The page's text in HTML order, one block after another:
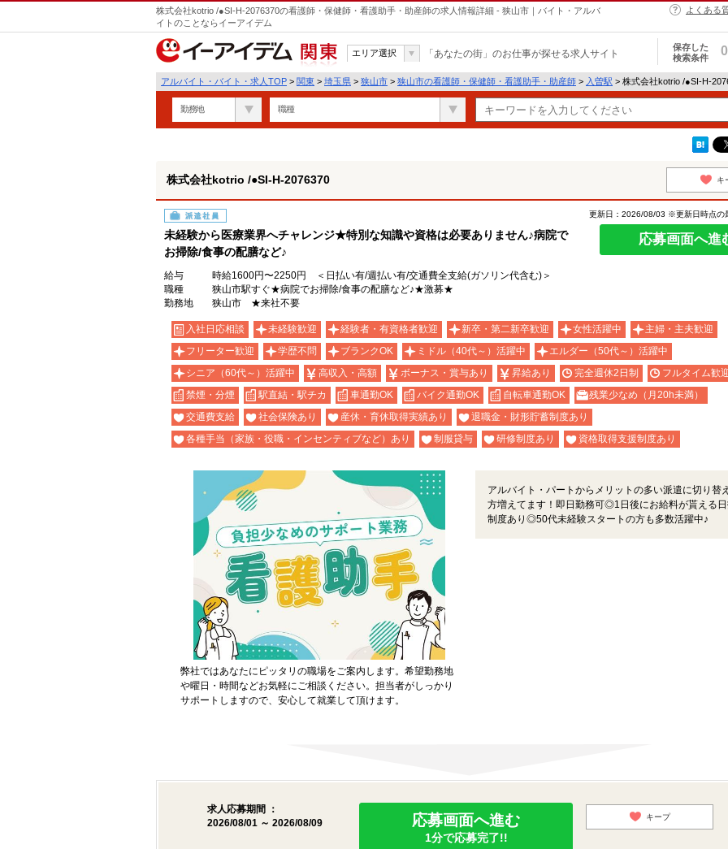
株式会社kotrio /●SI-H-2076370の看護師・保健師・看護助手・助産師の求人情報詳細 - 狭山市｜バイト・アルバ
イトのことならイーアイデム
よくある
関東
エリア選択 「あなたの街」のお仕事が探せる求人サイト
保存した
検索条件
0
アルバイト・バイト・求人TOP > 関東 > 埼玉県 > 狭山市 > 狭山市の看護師・保健師・看護助手・助産師 > 入曽駅 > 株式会社kotrio /●SI-H-
勤務地 職種
株式会社kotrio /●SI-H-2076370 キ
派遣社員
未経験から医療業界へチャレンジ★特別な知識や資格は必要ありません♪病院で
お掃除/食事の配膳など♪
更新日：2026/08/03 ※更新日時点の
応募画面へ進
給与
時給1600円〜2250円 ＜日払い有/週払い有/交通費全支給(ガソリン代含む)＞
職種
狭山市駅すぐ★病院でお掃除/食事の配膳など♪★激募★
勤務地
狭山市 ★来社不要
入社日応相談 未経験歓迎 経験者・有資格者歓迎 新卒・第二新卒歓迎 女性活躍中
主婦・主夫歓迎
フリーター歓迎
学歴不問 ブランクOK ミドル（40代～）活躍中
エルダー（50代～）活躍中
シニア（60代～）活躍中
高収入・高額 ボーナス・賞与あり 昇給あり 完全週休2日制
フルタイム歓
禁煙・分煙
駅直結・駅チカ 車通勤OK バイク通勤OK 自転車通勤OK
残業少なめ（月20h未満）
交通費支給
社会保険あり 産休・育休取得実績あり
退職金・財形貯蓄制度あり
各種手当（家族・役職・インセンティブなど）あり
制服貸与 研修制度あり 資格取得支援制度あり
弊社ではあなたにピッタリの職場をご案内します。希望勤務地
や曜日・時間などお気軽にご相談ください。担当者がしっかり
サポートしますので、安心して就業して頂けます。
アルバイト・パートからメリットの多い派遣に切り替
方増えてます！即日勤務可◎1日後にお給料が貰える
制度あり◎50代未経験スタートの方も多数活躍中♪
求人応募期間 ：
2026/08/01 ～ 2026/08/09
応募画面へ進む
1分で応募完了!!
キープ